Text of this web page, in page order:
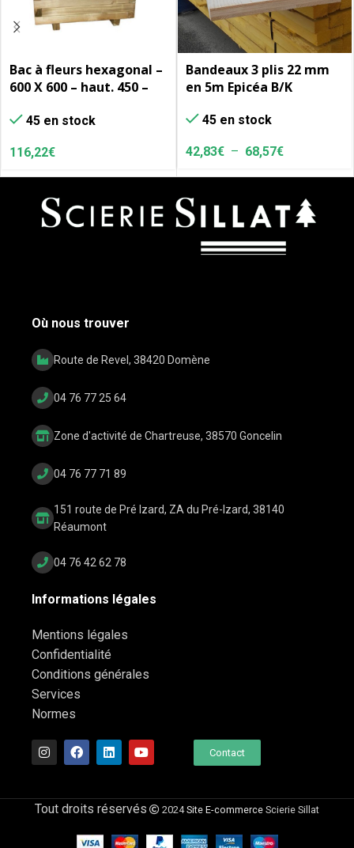
Bac à fleurs hexagonal –
600 X 600 – haut. 450 –
45 en stock
116,22€
Bandeaux 3 plis 22 mm
en 5m Epicéa B/K
45 en stock
42,83€ – 68,57€
Où nous trouver
Route de Revel, 38420 Domène
04 76 77 25 64
Zone d'activité de Chartreuse, 38570 Goncelin
04 76 77 71 89
151 route de Pré Izard, ZA du Pré-Izard, 38140
Réaumont
04 76 42 62 78
Informations légales
Mentions légales
Confidentialité
Conditions générales
Services
Normes
Contact
Tout droits réservés 2024Site E-commerce Scierie Sillat